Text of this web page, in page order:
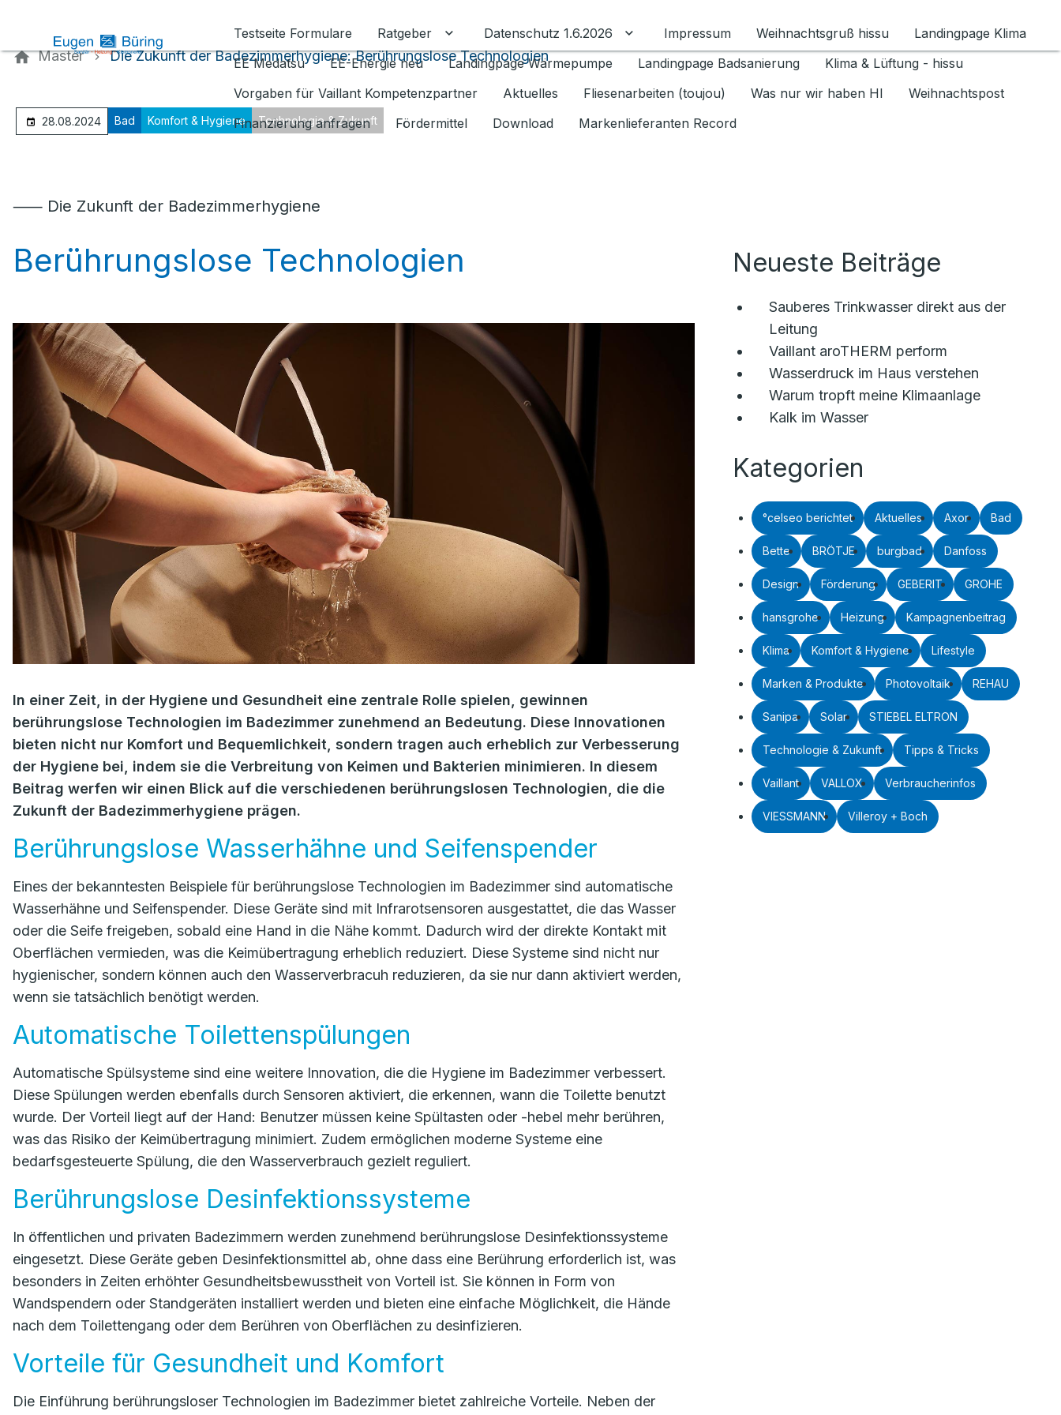
Testseite Formulare
Ratgeber Untermenü für Ratgeber umschalten
Datenschutz 1.6.2026 Untermenü für Datenschutz 1.6.2026 umschalten
Impressum Weihnachtsgruß hissu
Landingpage Klima
EE Medatsu
EE-Energie neu Landingpage Wärmepumpe Landingpage Badsanierung
Klima & Lüftung - hissu
Vorgaben für Vaillant Kompetenzpartner
Aktuelles Fliesenarbeiten (toujou) Was nur wir haben HI
Weihnachtspost
Finanzierung anfragen
Fördermittel Download Markenlieferanten Record
Master Die Zukunft der Badezimmerhygiene: Berührungslose Technologien
28.08.2024 Bad Komfort & Hygiene Technologie & Zukunft
⸺ Die Zukunft der Badezimmerhygiene
Berührungslose Technologien
In einer Zeit, in der Hygiene und Gesundheit eine zentrale Rolle spielen, gewinnen
berührungslose Technologien im Badezimmer zunehmend an Bedeutung. Diese Innovationen
bieten nicht nur Komfort und Bequemlichkeit, sondern tragen auch erheblich zur Verbesserung
der Hygiene bei, indem sie die Verbreitung von Keimen und Bakterien minimieren. In diesem
Beitrag werfen wir einen Blick auf die verschiedenen berührungslosen Technologien, die die
Zukunft der Badezimmerhygiene prägen.
Berührungslose Wasserhähne und Seifenspender
Eines der bekanntesten Beispiele für berührungslose Technologien im Badezimmer sind automatische
Wasserhähne und Seifenspender. Diese Geräte sind mit Infrarotsensoren ausgestattet, die das Wasser
oder die Seife freigeben, sobald eine Hand in die Nähe kommt. Dadurch wird der direkte Kontakt mit
Oberflächen vermieden, was die Keimübertragung erheblich reduziert. Diese Systeme sind nicht nur
hygienischer, sondern können auch den Wasserverbracuh reduzieren, da sie nur dann aktiviert werden,
wenn sie tatsächlich benötigt werden.
Automatische Toilettenspülungen
Automatische Spülsysteme sind eine weitere Innovation, die die Hygiene im Badezimmer verbessert.
Diese Spülungen werden ebenfalls durch Sensoren aktiviert, die erkennen, wann die Toilette benutzt
wurde. Der Vorteil liegt auf der Hand: Benutzer müssen keine Spültasten oder -hebel mehr berühren,
was das Risiko der Keimübertragung minimiert. Zudem ermöglichen moderne Systeme eine
bedarfsgesteuerte Spülung, die den Wasserverbrauch gezielt reguliert.
Berührungslose Desinfektionssysteme
In öffentlichen und privaten Badezimmern werden zunehmend berührungslose Desinfektionssysteme
eingesetzt. Diese Geräte geben Desinfektionsmittel ab, ohne dass eine Berührung erforderlich ist, was
besonders in Zeiten erhöhter Gesundheitsbewusstheit von Vorteil ist. Sie können in Form von
Wandspendern oder Standgeräten installiert werden und bieten eine einfache Möglichkeit, die Hände
nach dem Toilettengang oder dem Berühren von Oberflächen zu desinfizieren.
Vorteile für Gesundheit und Komfort
Die Einführung berührungsloser Technologien im Badezimmer bietet zahlreiche Vorteile. Neben der
Neueste Beiträge
Sauberes Trinkwasser direkt aus der
Leitung
Vaillant aroTHERM perform
Wasserdruck im Haus verstehen
Warum tropft meine Klimaanlage
Kalk im Wasser
Kategorien
°celseo berichtet Aktuelles Axor Bad
Bette BRÖTJE burgbad Danfoss
Design Förderung GEBERIT GROHE
hansgrohe Heizung Kampagnenbeitrag
Klima Komfort & Hygiene Lifestyle
Marken & Produkte Photovoltaik REHAU
Sanipa Solar STIEBEL ELTRON
Technologie & Zukunft Tipps & Tricks
Vaillant VALLOX Verbraucherinfos
VIESSMANN Villeroy + Boch